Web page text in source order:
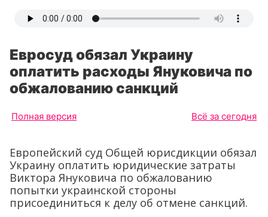
Евросуд обязал Украину
оплатить расходы Януковича по
обжалованию санкций
Полная версия Всё за сегодня
Европейский суд Общей юрисдикции обязал
Украину оплатить юридические затраты
Виктора Януковича по обжалованию
попытки украинской стороны
присоединиться к делу об отмене санкций.